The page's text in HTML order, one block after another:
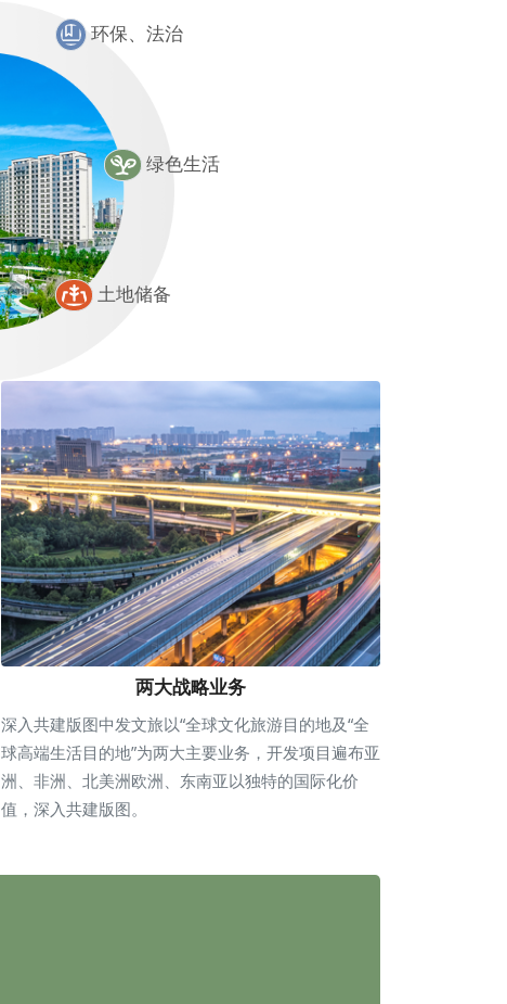
环保、法治
绿色生活
土地储备
两大战略业务
深入共建版图中发文旅以“全球文化旅游目的地及“全
球高端生活目的地”为两大主要业务，开发项目遍布亚
洲、非洲、北美洲欧洲、东南亚以独特的国际化价
值，深入共建版图。